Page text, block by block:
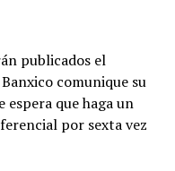
publicados el
comunique su
que haga un
por sexta vez